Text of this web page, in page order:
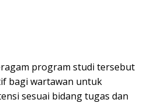
program studi tersebut
bagi wartawan untuk
sesuai bidang tugas dan